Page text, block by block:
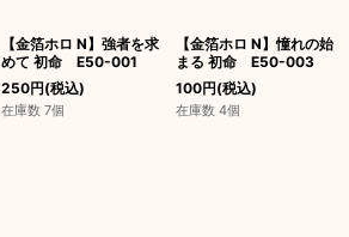
【金箔ホロ N】強者を求
めて 初命 E50-001
250円(税込)
在庫数 7個
【金箔ホロ N】憧れの始
まる 初命 E50-003
100円(税込)
在庫数 4個